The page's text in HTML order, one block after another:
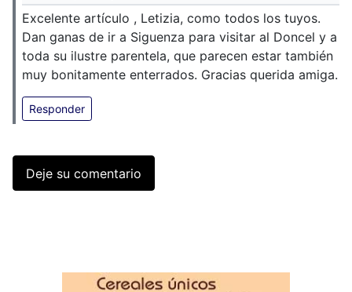
Excelente artículo , Letizia, como todos los tuyos.
Dan ganas de ir a Siguenza para visitar al Doncel y a
toda su ilustre parentela, que parecen estar también
muy bonitamente enterrados. Gracias querida amiga.
Responder
Deje su comentario